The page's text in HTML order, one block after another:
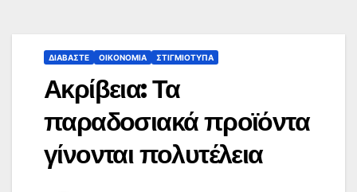
ΔΙΑΒΆΣΤΕ ΟΙΚΟΝΟΜΊΑ ΣΤΙΓΜΙΌΤΥΠΑ
Ακρίβεια: Τα
παραδοσιακά προϊόντα
γίνονται πολυτέλεια